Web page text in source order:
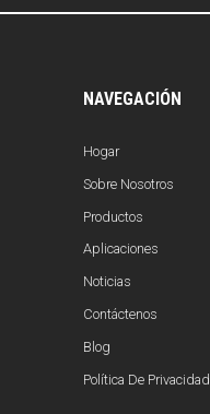
NAVEGACIÓN
Hogar
Sobre Nosotros
Productos
Aplicaciones
Noticias
Contáctenos
Blog
Política De Privacidad